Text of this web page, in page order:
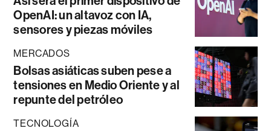
OpenAI: un altavoz con IA,
sensores y piezas móviles
MERCADOS
Bolsas asiáticas suben pese a
tensiones en Medio Oriente y al
repunte del petróleo
TECNOLOGÍA